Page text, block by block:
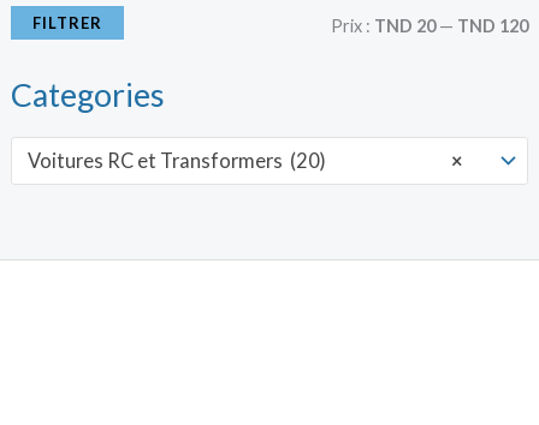
ii
FILTRER Prix : TND 20— TND 120
Categories
×
Voitures RC et Transformers (20)